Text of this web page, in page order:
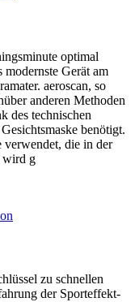
optimal
Gerät am
aeroscan, so
anderen Methoden
des technischen
benötigt.
verwendet, die in der
wird g
zu schnellen
der Sporteffekt-